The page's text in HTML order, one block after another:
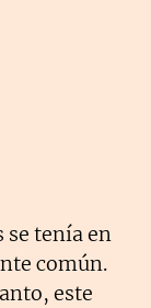
se tenía en
común.
este